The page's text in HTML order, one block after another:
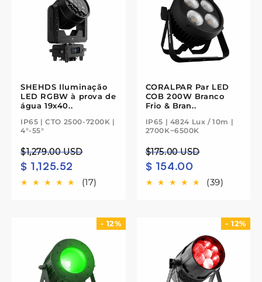
SHEHDS Iluminação
LED RGBW à prova de
água 19x40..
IP65 | CTO 2500-7200K |
4°-55°
Preço
normal
$1,279.00 USD
Preço
de
saldo
$ 1,125.52
(17)
CORALPAR Par LED
COB 200W Branco
Frio & Bran..
IP65 | 4824 Lux / 10m |
2700K~6500K
Preço
normal
$175.00 USD
Preço
de
saldo
$ 154.00
(39)
- 12% - 12%